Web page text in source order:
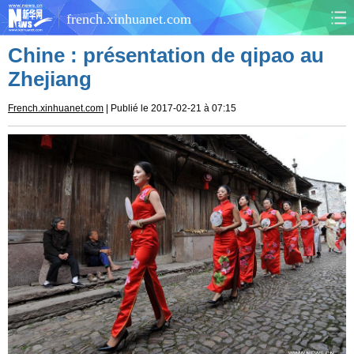
french.xinhuanet.com
CHINE MONDE
CULTURE SOCIÉTÉ
SANTÉ SPORTS
SCI&TECH PLANÈTE
TOURISME DOCUMENTS
DOSSIERS PHOTOS
VIDÉOS
Chine : présentation de qipao au
Zhejiang
French.xinhuanet.com | Publié le 2017-02-21 à 07:15